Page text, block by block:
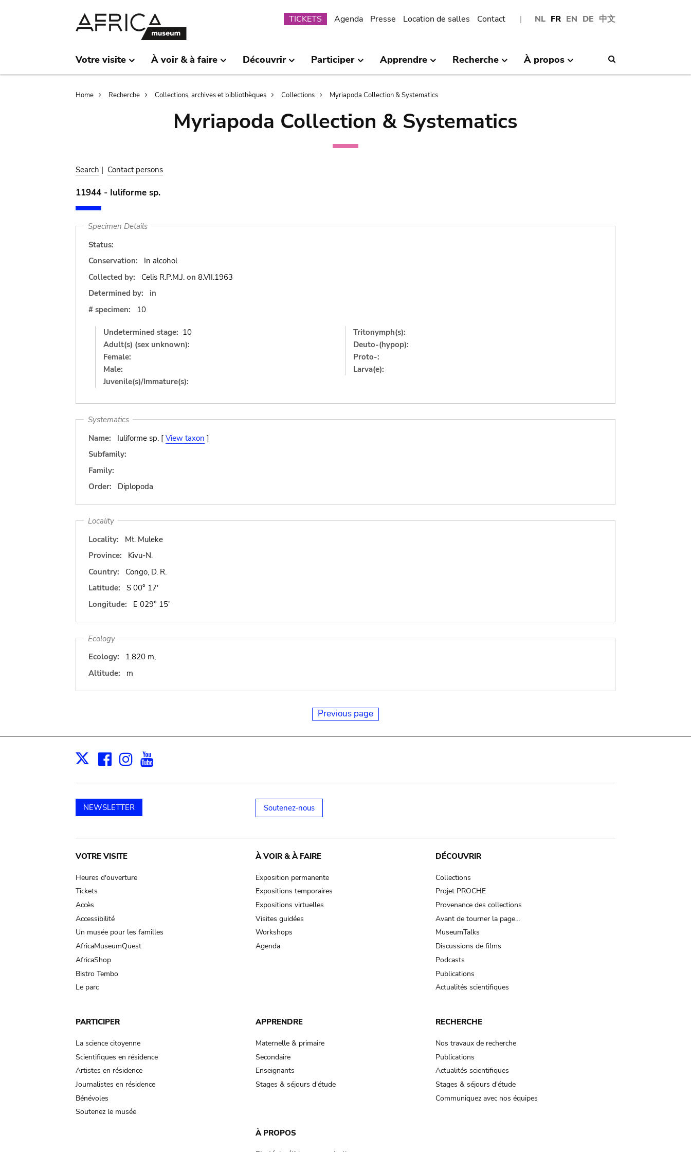
NL FR EN DE 中文
Submenu
TICKETS Agenda Presse Location de salles Contact
Votre visite À voir & à faire Découvrir Participer Apprendre Recherche À propos
Breadcrumb
Home Recherche Collections, archives et bibliothèques Collections Myriapoda Collection & Systematics
Myriapoda Collection & Systematics
Search | Contact persons
11944 - Iuliforme sp.
Specimen Details
Status:
Conservation:
In alcohol
Collected by:
Celis R.P.M.J. on 8.VII.1963
Determined by:
in
# specimen:
10
Undetermined stage: 10
Adult(s) (sex unknown):
Female:
Male:
Juvenile(s)/Immature(s):
Tritonymph(s):
Deuto-(hypop):
Proto-:
Larva(e):
Systematics
Name:
Iuliforme sp. [ View taxon ]
Subfamily:
Family:
Order:
Diplopoda
Locality
Locality:
Mt. Muleke
Province:
Kivu-N.
Country:
Congo, D. R.
Latitude:
S 00° 17'
Longitude:
E 029° 15'
Ecology
Ecology:
1.820 m,
Altitude:
m
Previous page
X Facebook
Instagram
NEWSLETTER Soutenez-nous
Main
navigation
VOTRE VISITE
Heures d'ouverture
Tickets
Accès
Accessibilité
Un musée pour les familles
AfricaMuseumQuest
AfricaShop
Bistro Tembo
Le parc
À VOIR & À FAIRE
Exposition permanente
Expositions temporaires
Expositions virtuelles
Visites guidées
Workshops
Agenda
DÉCOUVRIR
Collections
Projet PROCHE
Provenance des collections
Avant de tourner la page…
MuseumTalks
Discussions de films
Podcasts
Publications
Actualités scientifiques
PARTICIPER
La science citoyenne
Scientifiques en résidence
Artistes en résidence
Journalistes en résidence
Bénévoles
Soutenez le musée
APPRENDRE
Maternelle & primaire
Secondaire
Enseignants
Stages & séjours d'étude
RECHERCHE
Nos travaux de recherche
Publications
Actualités scientifiques
Stages & séjours d'étude
Communiquez avec nos équipes
À PROPOS